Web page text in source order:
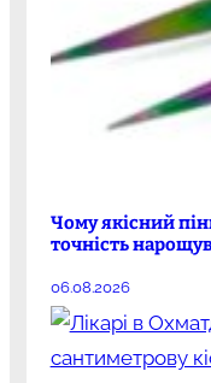
Чому якісний
точність
06.08.2026